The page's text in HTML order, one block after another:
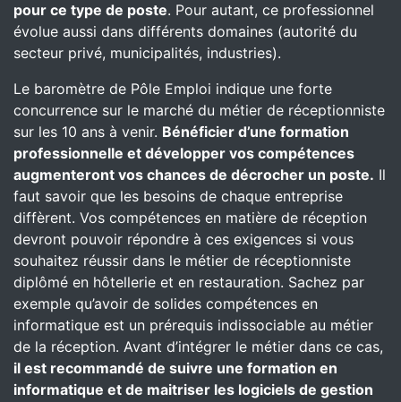
pour ce type de poste. Pour autant, ce professionnel
évolue aussi dans différents domaines (autorité du
secteur privé, municipalités, industries).
Le baromètre de Pôle Emploi indique une forte
concurrence sur le marché du métier de réceptionniste
sur les 10 ans à venir. Bénéficier d’une formation
professionnelle et développer vos compétences
augmenteront vos chances de décrocher un poste. Il
faut savoir que les besoins de chaque entreprise
diffèrent. Vos compétences en matière de réception
devront pouvoir répondre à ces exigences si vous
souhaitez réussir dans le métier de réceptionniste
diplômé en hôtellerie et en restauration. Sachez par
exemple qu’avoir de solides compétences en
informatique est un prérequis indissociable au métier
de la réception. Avant d’intégrer le métier dans ce cas,
il est recommandé de suivre une formation en
informatique et de maitriser les logiciels de gestion